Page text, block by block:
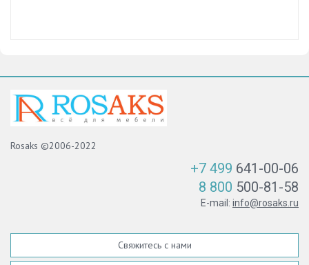
Rosaks ©2006-2022
+7 499 641-00-06
8 800 500-81-58
E-mail: info@rosaks.ru
Свяжитесь с нами